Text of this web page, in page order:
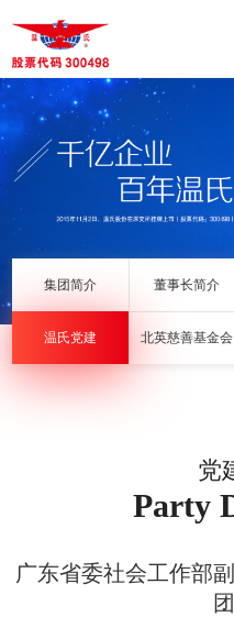
集团简介 董事长简介
温氏党建 北英慈善基金会
党
Party
广东省委社会工作部